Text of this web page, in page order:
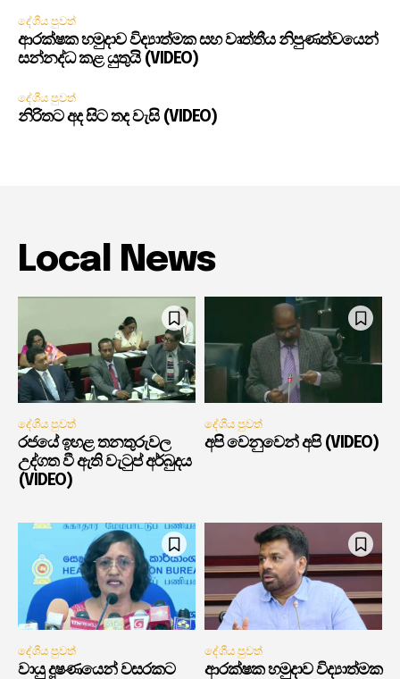
දේශීය පුවත්
ආරක්ෂක හමුදාව විද්‍යාත්මක සහ වෘත්තීය නිපුණත්වයෙන්
සන්නද්ධ කළ යුතුයි (VIDEO)
දේශීය පුවත්
නිරිතට අද සිට තද වැසි (VIDEO)
Local News
දේශීය පුවත්
රජයේ ඉහළ තනතුරුවල
උද්ගත වී ඇති වැටුප් අර්බුදය
(VIDEO)
දේශීය පුවත්
අපි වෙනුවෙන් අපි (VIDEO)
දේශීය පුවත්
වායු දූෂණයෙන් වසරකට
දේශීය පුවත්
ආරක්ෂක හමුදාව විද්‍යාත්මක